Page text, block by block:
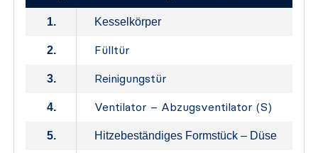
1. Kesselkörper
2. Fülltür
3. Reinigungstür
4. Ventilator – Abzugsventilator (S)
5. Hitzebeständiges Formstück – Düse